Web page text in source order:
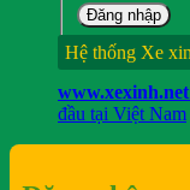
Đăng nhập
Hệ thống Xe
www.xexinh.net
đầu tại Việt Nam